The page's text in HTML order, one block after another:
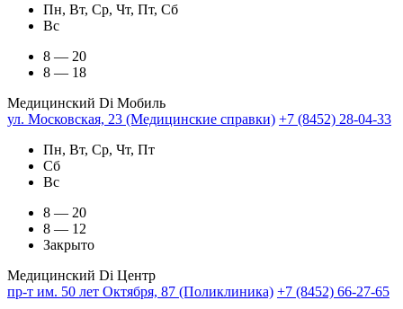
Пн, Вт, Ср, Чт, Пт, Сб
Вс
8 — 20
8 — 18
Медицинский Di Мобиль
ул. Московская, 23 (Медицинские справки) +7 (8452) 28-04-33
Пн, Вт, Ср, Чт, Пт
Сб
Вс
8 — 20
8 — 12
Закрыто
Медицинский Di Центр
пр-т им. 50 лет Октября, 87 (Поликлиника) +7 (8452) 66-27-65